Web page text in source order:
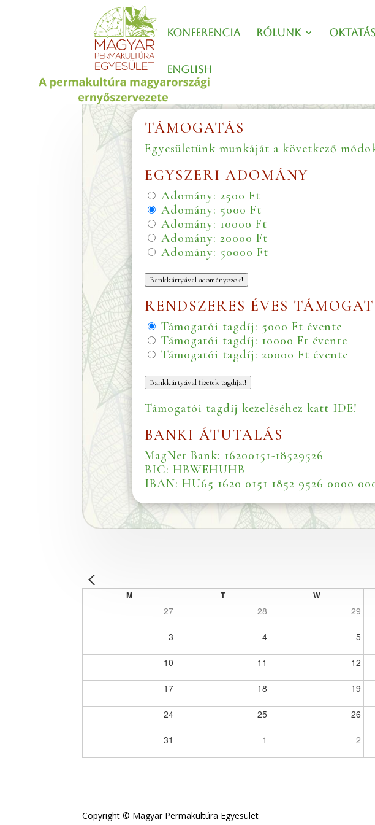
Konferencia Rólunk Oktatás
English
TÁMOGATÁS
Egyesületünk munkáját a következő
EGYSZERI ADOMÁNY
Adomány: 2500 Ft
Adomány: 5000 Ft
Adomány: 10000 Ft
Adomány: 20000 Ft
Adomány: 50000 Ft
Bankkártyával adományozok!
RENDSZERES ÉVES
Támogatói tagdíj: 5000 Ft évente
Támogatói tagdíj: 10000 Ft évente
Támogatói tagdíj: 20000 Ft évente
Bankkártyával fizetek tagdíjat!
Támogatói tagdíj kezeléséhez katt IDE!
BANKI ÁTUTALÁS
MagNet Bank: 16200151-18529526
BIC: HBWEHUHB
IBAN: HU65 1620 0151 1852 9526 0000
M T W
27 28 29
3 4 5
10 11 12
17 18 19
24 25 26
31 1 2
Copyright © Magyar Permakultúra Egyesület